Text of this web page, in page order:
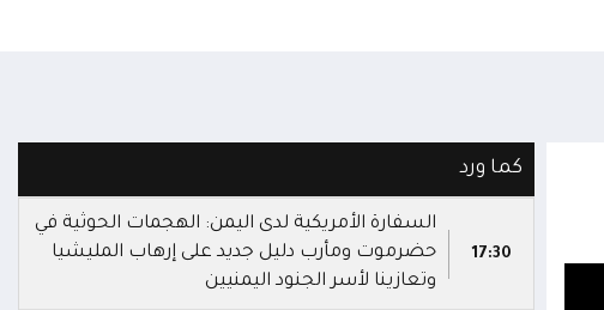
كما ورد
17:30
السفارة الأمريكية لدى اليمن: الهجمات الحوثية في
حضرموت ومأرب دليل جديد على إرهاب المليشيا
وتعازينا لأسر الجنود اليمنيين